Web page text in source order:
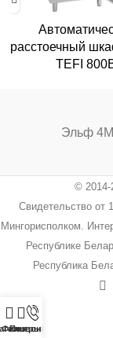
расстоечный
TEFI
Эльф 4М
© 2014-
Свидетельство от
Мингорисполком.
Республике
Республика
Фильтры
Позвонить